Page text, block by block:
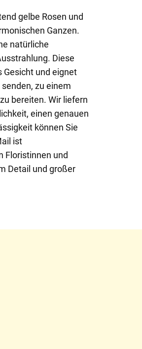
gelbe Rosen und
Ganzen.
natürliche
Diese
Gesicht und eignet
zu einem
bereiten. Wir liefern
einen genauen
können Sie
ist
Floristinnen und
Detail und großer